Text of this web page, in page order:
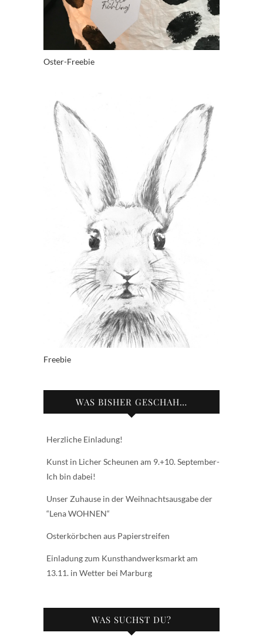
Oster-Freebie
Freebie
WAS BISHER GESCHAH…
Herzliche Einladung!
Kunst in Licher Scheunen am 9.+10. September-
Ich bin dabei!
Unser Zuhause in der Weihnachtsausgabe der
“Lena WOHNEN“
Osterkörbchen aus Papierstreifen
Einladung zum Kunsthandwerksmarkt am
13.11. in Wetter bei Marburg
WAS SUCHST DU?